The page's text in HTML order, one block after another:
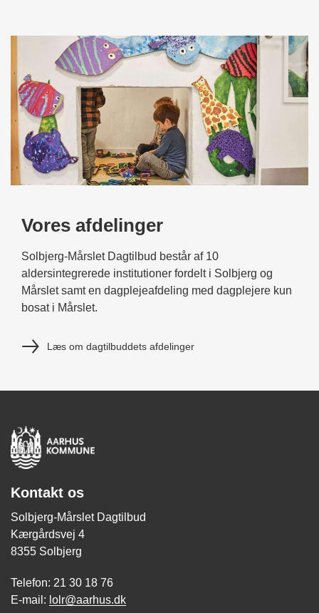
Vores afdelinger
Solbjerg-Mårslet Dagtilbud består af 10
aldersintegrerede institutioner fordelt i Solbjerg og
Mårslet samt en dagplejeafdeling med dagplejere kun
bosat i Mårslet.
Læs om dagtilbuddets afdelinger
Kontakt os
Solbjerg-Mårslet Dagtilbud
Kærgårdsvej 4
8355 Solbjerg
Telefon: 21 30 18 76
E-mail: lolr@aarhus.dk